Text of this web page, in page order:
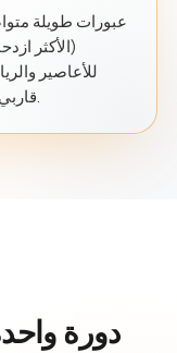
عبورات طويلة
(الأكثر
للأعاصير
قاربي الحالي الذي أعيش عليه في هذه اللحظة.
دورة